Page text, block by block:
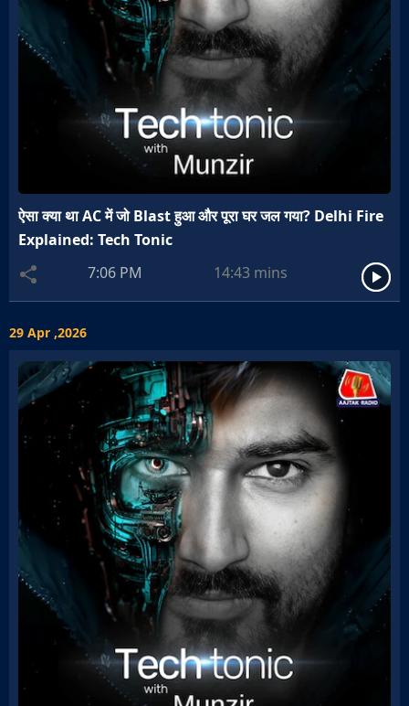
ऐसा क्या था AC में जो Blast हुआ और पूरा घर जल गया? Delhi Fire
Explained: Tech Tonic
7:06 PM
14:43 mins
29 Apr ,2026